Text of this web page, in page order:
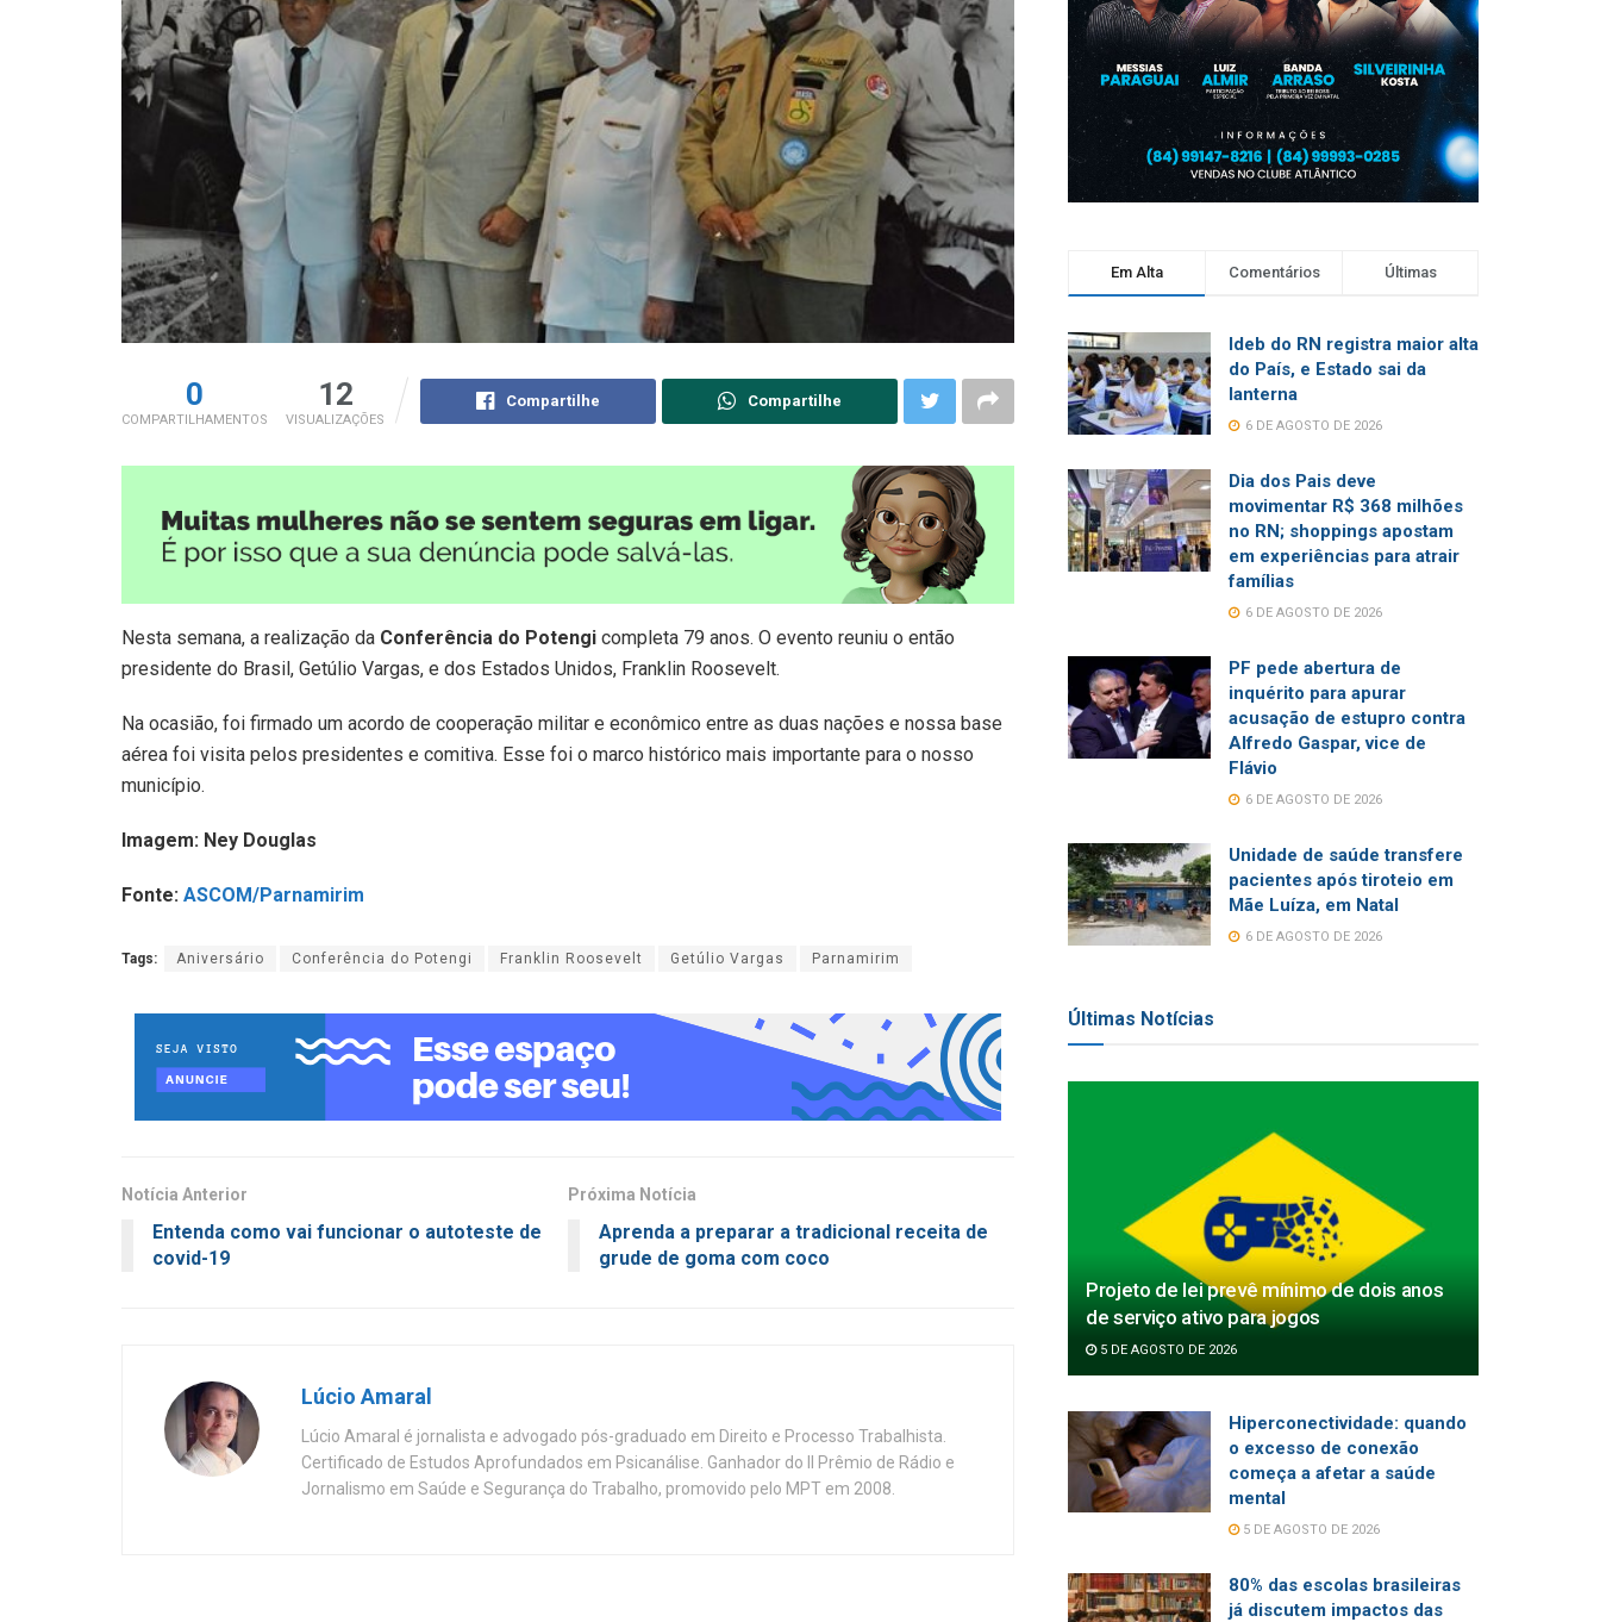
0
COMPARTILHAMENTOS
12
VISUALIZAÇÕES
Compartilhe Compartilhe
Nesta semana, a realização da Conferência do Potengi completa 79 anos. O evento reuniu o então
presidente do Brasil, Getúlio Vargas, e dos Estados Unidos, Franklin Roosevelt.
Na ocasião, foi firmado um acordo de cooperação militar e econômico entre as duas nações e nossa base
aérea foi visita pelos presidentes e comitiva. Esse foi o marco histórico mais importante para o nosso
município.
Imagem: Ney Douglas
Fonte: ASCOM/Parnamirim
Tags: Aniversário Conferência do Potengi Franklin Roosevelt Getúlio Vargas Parnamirim
Notícia Anterior
Entenda como vai funcionar o autoteste de
covid-19
Próxima Notícia
Aprenda a preparar a tradicional receita de
grude de goma com coco
Lúcio Amaral
Lúcio Amaral é jornalista e advogado pós-graduado em Direito e Processo Trabalhista.
Certificado de Estudos Aprofundados em Psicanálise. Ganhador do II Prêmio de Rádio e
Jornalismo em Saúde e Segurança do Trabalho, promovido pelo MPT em 2008.
Em Alta Comentários Últimas
Ideb do RN registra maior alta
do País, e Estado sai da
lanterna
6 DE AGOSTO DE 2026
Dia dos Pais deve
movimentar R$ 368 milhões
no RN; shoppings apostam
em experiências para atrair
famílias
6 DE AGOSTO DE 2026
PF pede abertura de
inquérito para apurar
acusação de estupro contra
Alfredo Gaspar, vice de
Flávio
6 DE AGOSTO DE 2026
Unidade de saúde transfere
pacientes após tiroteio em
Mãe Luíza, em Natal
6 DE AGOSTO DE 2026
Últimas Notícias
Projeto de lei prevê mínimo de dois anos
de serviço ativo para jogos
5 DE AGOSTO DE 2026
Hiperconectividade: quando
o excesso de conexão
começa a afetar a saúde
mental
5 DE AGOSTO DE 2026
80% das escolas brasileiras
já discutem impactos das